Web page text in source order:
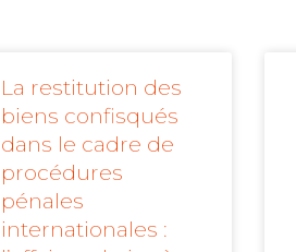
La restitution des
biens confisqués
dans le cadre de
procédures
pénales
internationales :